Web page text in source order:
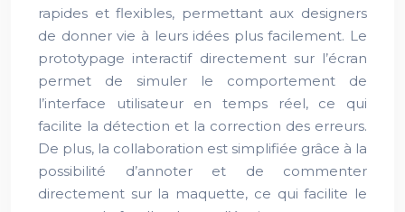
rapides et flexibles, permettant aux designers
de donner vie à leurs idées plus facilement. Le
prototypage interactif directement sur l’écran
permet de simuler le comportement de
l’interface utilisateur en temps réel, ce qui
facilite la détection et la correction des erreurs.
De plus, la collaboration est simplifiée grâce à la
possibilité d’annoter et de commenter
directement sur la maquette, ce qui facilite le